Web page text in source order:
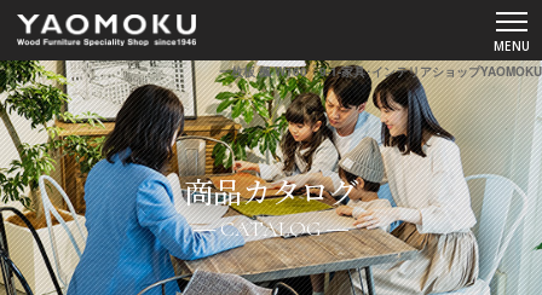
ショールーム
YAOMOKUについて
商品カタログ
一枚板 楓 W160 9-1-家具･インテリアショップYAOMOKU
商品カタログ
CATALOG